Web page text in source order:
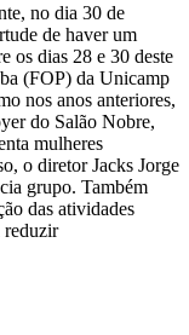
no dia 30 de
de haver um
os dias 28 e 30 deste
(FOP) da Unicamp
nos anos anteriores,
do Salão Nobre,
mulheres
o diretor Jacks Jorge
grupo. Também
das atividades
reduzir